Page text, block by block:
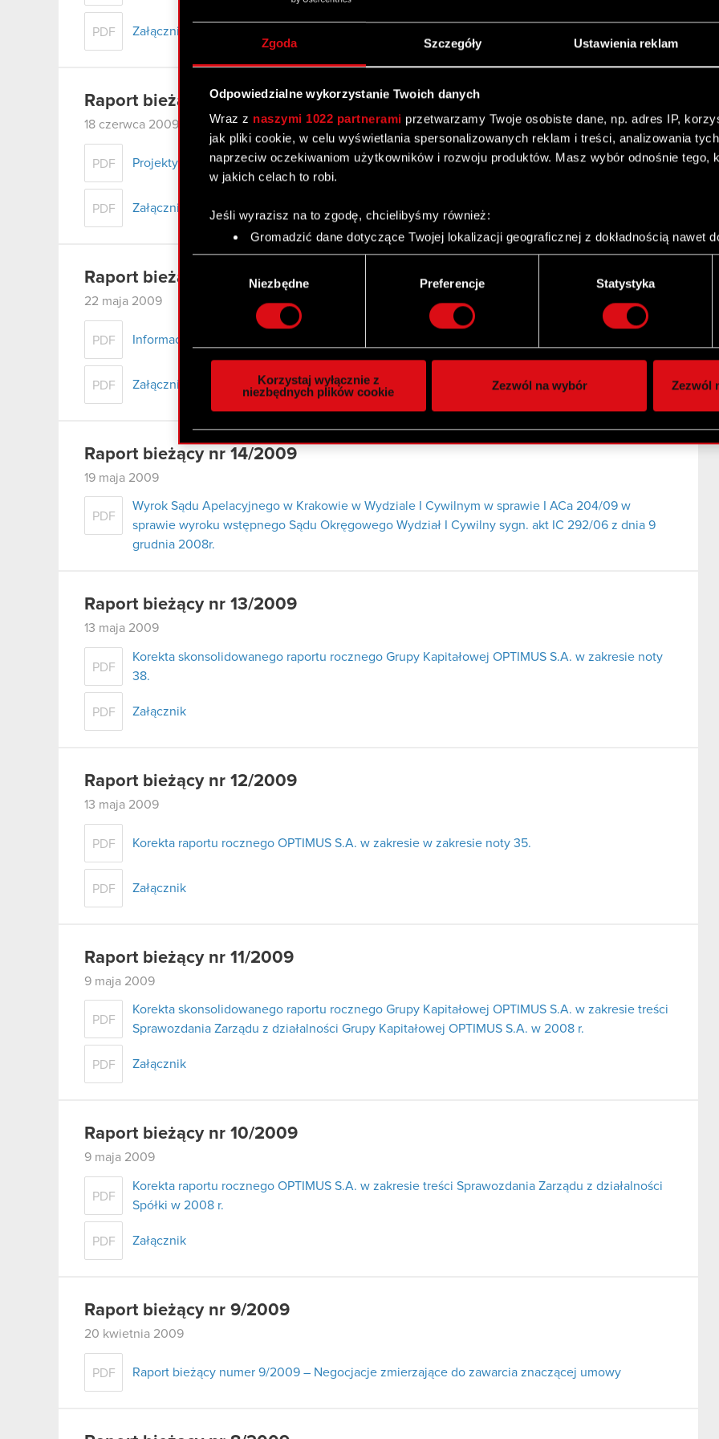
Zgoda Szczegóły Ustawienia reklam
Odpowiedzialne wykorzystanie Twoich danych
Wraz z naszymi 1022 partnerami przetwarzamy Twoje osobiste dane, np. adres IP,
jak pliki cookie, w celu wyświetlania spersonalizowanych reklam i treści, analizowania
naprzeciw oczekiwaniom użytkowników i rozwoju produktów. Masz wybór odnośnie tego,
w jakich celach to robi.
Jeśli wyrazisz na to zgodę, chcielibyśmy również:
Gromadzić dane dotyczące Twojej lokalizacji geograficznej z dokładnością nawet
Identyfikować Twoje urządzenie, aktywnie analizując charakteryzującego je zbiory
Dowiedz się więcej odnośnie tego, jak Twoje osobiste dane są przetwarzane oraz ustaw
szczegółów . W Deklaracji plików cookie możesz zmienić lub wycofać swoją zgodę w
Wykorzystujemy pliki cookie do spersonalizowania treści i reklam, aby oferować funkcje
społecznościowym, reklamowym i analitycznym. Partnerzy mogą połączyć te informacje
otrzymanymi od Ciebie lub uzyskanymi podczas korzystania z ich usług. Kontynuując
zgadasz się na używanie plików cookie.
Niezbędne Preferencje Statystyka
Korzystaj wyłącznie z
niezbędnych plików cookie
Zezwól na wybór Zezwól
PDF Załącznik
Raport bieżący nr 16/2009
18 czerwca 2009
PDF Projekty uchwał Zwyczajnego Walnego Zgromadzenia
PDF Załącznik
Raport bieżący nr 15/2009
22 maja 2009
PDF Informacja o zwołaniu Zwyczajnego Walnego Zgromadzenia Spółki
PDF Załącznik
Raport bieżący nr 14/2009
19 maja 2009
PDF
Wyrok Sądu Apelacyjnego w Krakowie w Wydziale I Cywilnym w sprawie I ACa 204/09 w
sprawie wyroku wstępnego Sądu Okręgowego Wydział I Cywilny sygn. akt IC 292/06 z dnia 9
grudnia 2008r.
Raport bieżący nr 13/2009
13 maja 2009
PDF
Korekta skonsolidowanego raportu rocznego Grupy Kapitałowej OPTIMUS S.A. w zakresie noty
38.
PDF Załącznik
Raport bieżący nr 12/2009
13 maja 2009
PDF Korekta raportu rocznego OPTIMUS S.A. w zakresie w zakresie noty 35.
PDF Załącznik
Raport bieżący nr 11/2009
9 maja 2009
PDF
Korekta skonsolidowanego raportu rocznego Grupy Kapitałowej OPTIMUS S.A. w zakresie treści
Sprawozdania Zarządu z działalności Grupy Kapitałowej OPTIMUS S.A. w 2008 r.
PDF Załącznik
Raport bieżący nr 10/2009
9 maja 2009
PDF
Korekta raportu rocznego OPTIMUS S.A. w zakresie treści Sprawozdania Zarządu z działalności
Spółki w 2008 r.
PDF Załącznik
Raport bieżący nr 9/2009
20 kwietnia 2009
PDF Raport bieżący numer 9/2009 – Negocjacje zmierzające do zawarcia znaczącej umowy